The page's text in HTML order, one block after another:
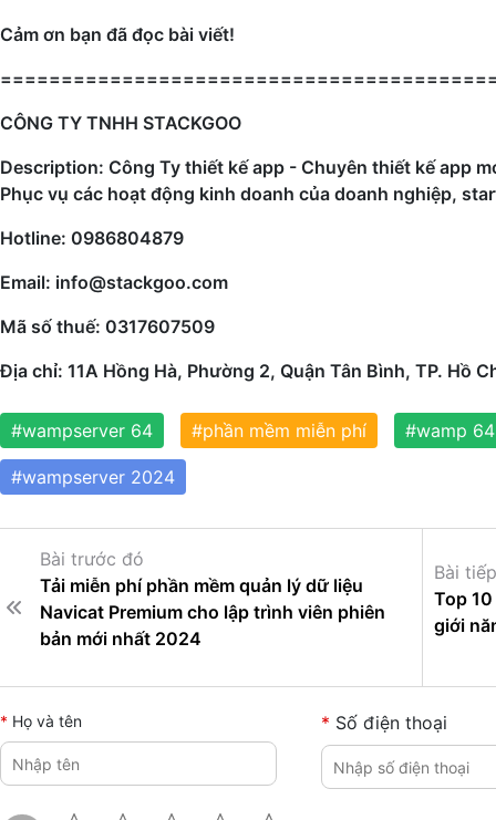
Cảm ơn bạn đã đọc bài viết!
CÔNG TY TNHH STACKGOO
Description: Công Ty thiết kế app - Chuyên thiết kế app
Phục vụ các hoạt động kinh doanh của doanh nghiệp,
Hotline: 0986804879
Email: info@stackgoo.com
Mã số thuế: 0317607509
Địa chỉ: 11A Hồng Hà, Phường 2, Quận Tân Bình, TP. Hồ
#wampserver 64 #phần mềm miễn phí #wamp 64
#wampserver 2024
Bài trước đó
Tải miễn phí phần mềm quản lý dữ liệu
Navicat Premium cho lập trình viên phiên
bản mới nhất 2024
Bài
Top
giới
Họ và tên Số điện thoại